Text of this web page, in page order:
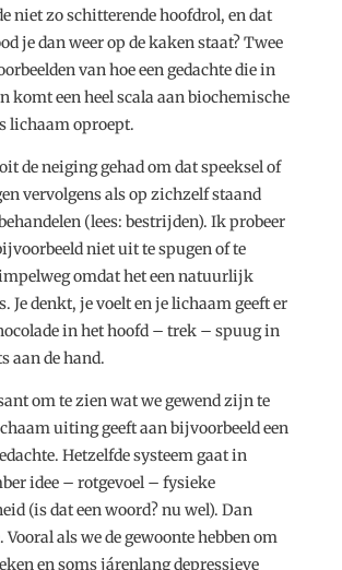
niet zo schitterende hoofdrol, en dat
je dan weer op de kaken staat? Twee
van hoe een gedachte die in
komt een heel scala aan biochemische
lichaam oproept.
de neiging gehad om dat speeksel of
vervolgens als op zichzelf staand
behandelen (lees: bestrijden). Ik probeer
niet uit te spugen of te
omdat het een natuurlijk
Je denkt, je voelt en je lichaam geeft er
in het hoofd – trek – spuug in
aan de hand.
om te zien wat we gewend zijn te
uiting geeft aan bijvoorbeeld een
Hetzelfde systeem gaat in
idee – rotgevoel – fysieke
(is dat een woord? nu wel). Dan
als we de gewoonte hebben om
en soms járenlang depressieve